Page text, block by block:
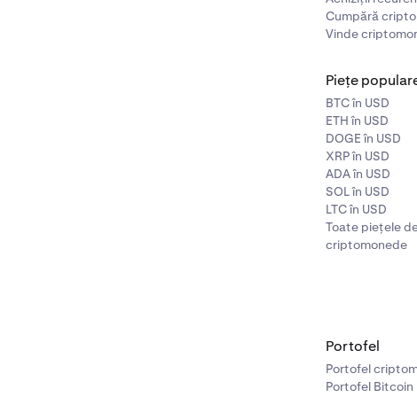
Cumpără cripto
Vinde
Piețe
BTC în USD
ETH în USD
DOGE în USD
XRP în USD
ADA în USD
SOL în USD
LTC în USD
Toate piețele
criptomonede
Portofel
Portofel
Portofel Bitcoin